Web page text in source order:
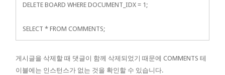
DELETE BOARD WHERE DOCUMENT_IDX = 1;
SELECT * FROM COMMENTS;
게시글을 삭제할 때 댓글이 함께 삭제되었기 때문에 COMMENTS 테
이블에는 인스턴스가 없는 것을 확인할 수 있습니다.